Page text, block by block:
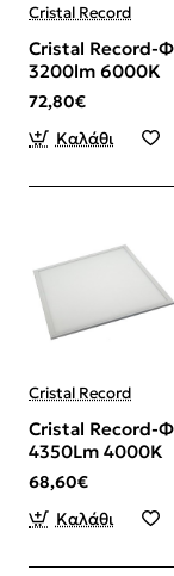
Cristal Record
Cristal Record-
3200lm 6000K
72,80€
Καλάθι
Cristal Record
Cristal Record-
4350Lm 4000K
68,60€
Καλάθι